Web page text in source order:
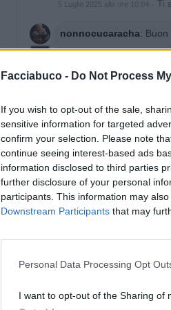
Facciabuco - Do Not Process
If you wish to opt-out of the sale,
sensitive information for targeted
confirm your selection. Please note
continue seeing interest-based ads
information disclosed to third parties
further disclosure of your personal
participants. This information may
Downstream Participants that may
Personal Data Processing Opt
I want to opt-out of the Sharing of
5 Luglio 2025 alle ore 10:04 Ti
nonnocucaracha: Buon
5 Luglio 2025 alle ore 17:11 ·Ti